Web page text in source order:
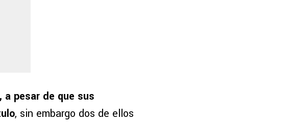
a pesar de que sus
, sin embargo dos de ellos